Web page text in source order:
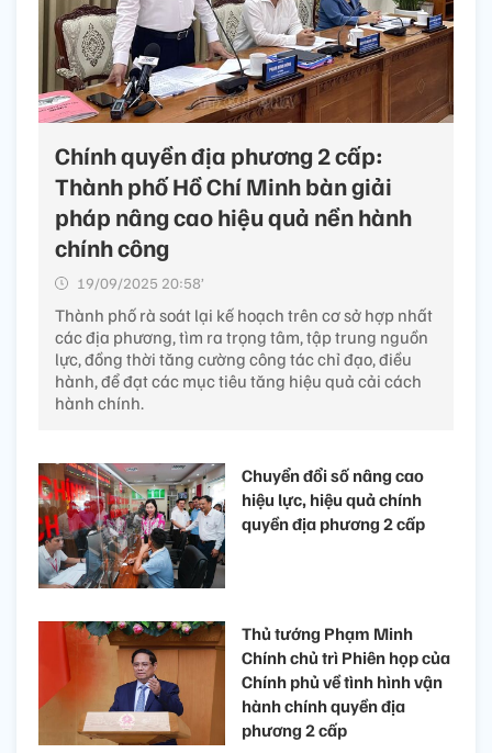
Chính quyền địa phương 2 cấp:
Thành phố Hồ Chí Minh bàn giải
pháp nâng cao hiệu quả nền hành
chính công
19/09/2025 20:58’
Thành phố rà soát lại kế hoạch trên cơ sở hợp nhất
các địa phương, tìm ra trọng tâm, tập trung nguồn
lực, đồng thời tăng cường công tác chỉ đạo, điều
hành, để đạt các mục tiêu tăng hiệu quả cải cách
hành chính.
Chuyển đổi số nâng cao
hiệu lực, hiệu quả chính
quyền địa phương 2 cấp
Thủ tướng Phạm Minh
Chính chủ trì Phiên họp của
Chính phủ về tình hình vận
hành chính quyền địa
phương 2 cấp